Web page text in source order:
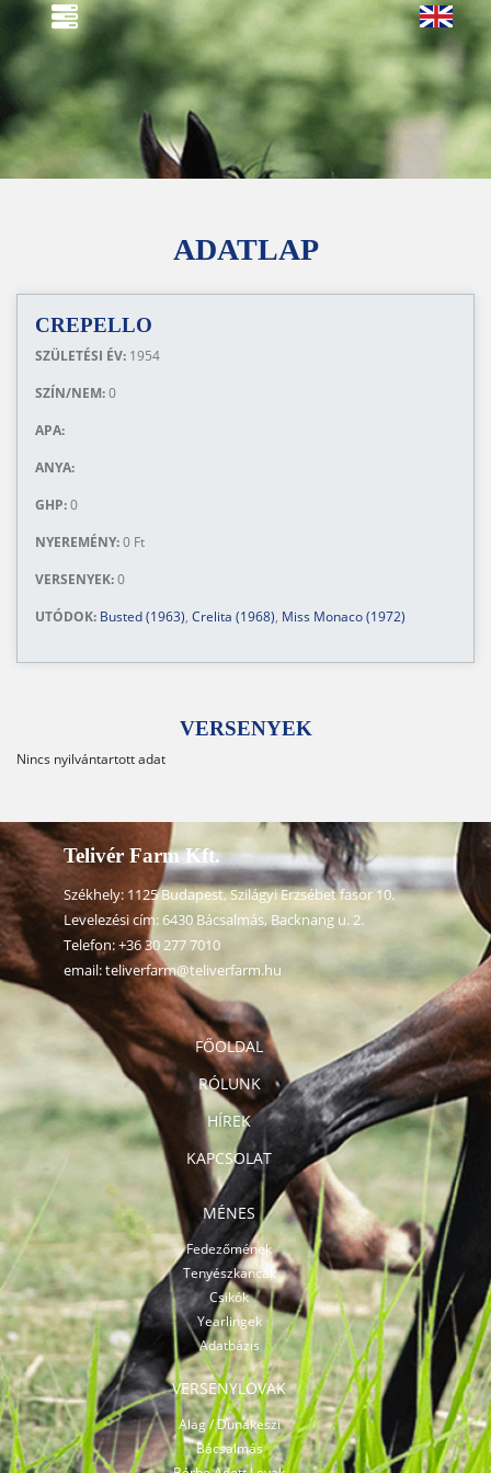
ADATLAP
CREPELLO
SZÜLETÉSI ÉV: 1954
SZÍN/NEM:0
APA:
ANYA:
GHP:0
NYEREMÉNY:0 Ft
VERSENYEK:0
UTÓDOK: Busted (1963), Crelita (1968), Miss Monaco (1972)
VERSENYEK
Nincs nyilvántartott adat
FŐOLDAL
RÓLUNK
HÍREK
KAPCSOLAT
MÉNES
Fedezőmének
Tenyészkancák
Csikók
Yearlingek
Adatbázis
VERSENYLOVAK
Alag / Dunakeszi
Bácsalmás
Telivér Farm Kft.
Székhely: 1125 Budapest, Szilágyi Erzsébet fasor 10.
Levelezési cím: 6430 Bácsalmás, Backnang u. 2.
Telefon:+36 30 277 7010
email:teliverfarm@teliverfarm.hu